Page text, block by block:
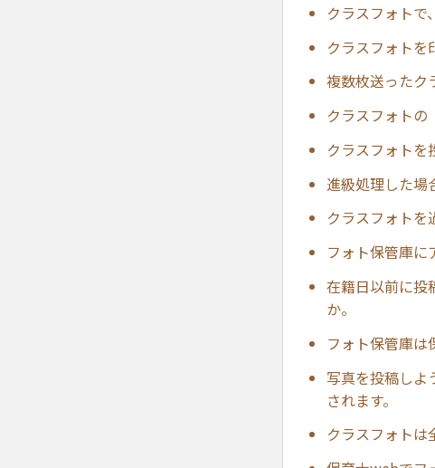
クラスフォトで
クラスフォトを
複数枚送ったク
クラスフォトの
クラスフォトを
進級処理した場
クラスフォトを
フォト保管庫に
在籍日以前に投
か。
フォト保管庫は
写真を投稿しよ
されます。
クラスフォトは